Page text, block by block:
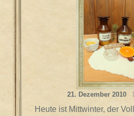
21. Dezember 2010
Heute ist Mittwinter, der